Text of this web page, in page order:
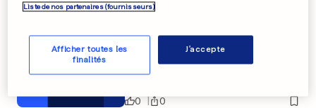
Des adresses mails
@MySpace.com
0 0
Liste de nos partenaires (fournisseurs)
Afficher toutes les
finalités
J'accepte